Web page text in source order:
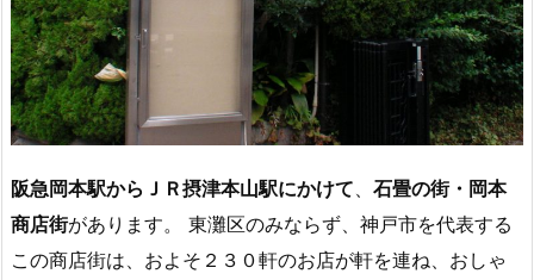
阪急岡本駅からＪＲ摂津本山駅にかけて、 石畳の街・岡本
商店街があります。 東灘区のみならず、神戸市を代表する
この商店街は、およそ２３０軒のお店が軒を連ね、おしゃ